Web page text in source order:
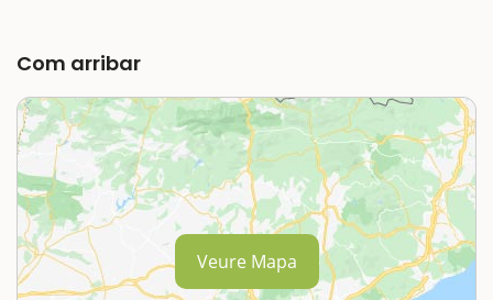
Com arribar
Veure Mapa